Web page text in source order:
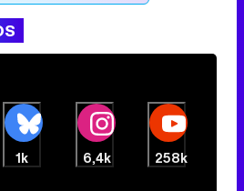
1k 6,4k 258k